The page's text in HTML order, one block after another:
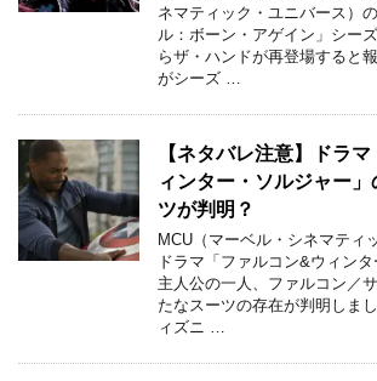
ネマティック・ユニバース）
ル：ボーン・アゲイン」シー
らザ・ハンドが再登場すると
がシーズ …
【ネタバレ注意】ドラ
ィンター・ソルジャー
ツが判明？
MCU（マーベル・シネマティ
ドラマ「ファルコン&ウィン
主人公の一人、ファルコン／
たなスーツの存在が判明しま
ィズニ …